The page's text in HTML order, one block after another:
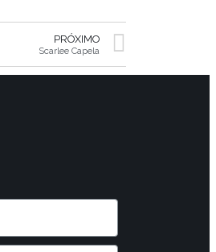
PRÓXIMO
Scarlee Capela